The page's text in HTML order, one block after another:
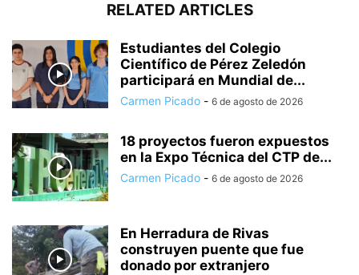
RELATED ARTICLES
Estudiantes del Colegio
Científico de Pérez Zeledón
participará en Mundial de...
Carmen Picado - 6 de agosto de 2026
18 proyectos fueron expuestos
en la Expo Técnica del CTP de...
Carmen Picado - 6 de agosto de 2026
En Herradura de Rivas
construyen puente que fue
donado por extranjero